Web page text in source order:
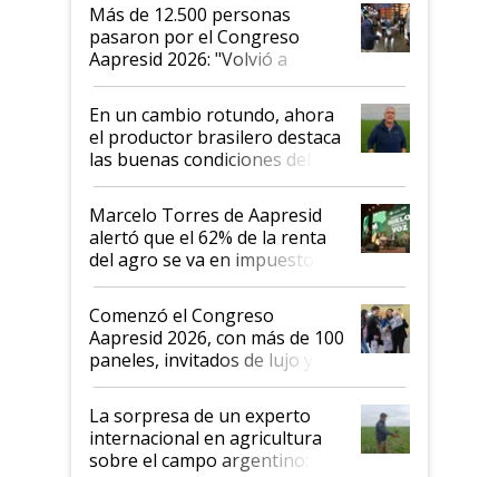
Más de 12.500 personas
pasaron por el Congreso
Aapresid 2026: "Volvió a
demostrar que hablar del
suelo es hablar de todo el
sistema productivo"
En un cambio rotundo, ahora
el productor brasilero destaca
las buenas condiciones del
agro argentino para invertir:
"Los veo más motivados"
Marcelo Torres de Aapresid
alertó que el 62% de la renta
del agro se va en impuestos:
"No es bueno que en
Argentina se sigan discutiendo
las mismas cosas de hace 50
años"
Comenzó el Congreso
Aapresid 2026, con más de 100
paneles, invitados de lujo y
todas las tendencias
La sorpresa de un experto
internacional en agricultura
sobre el campo argentino: